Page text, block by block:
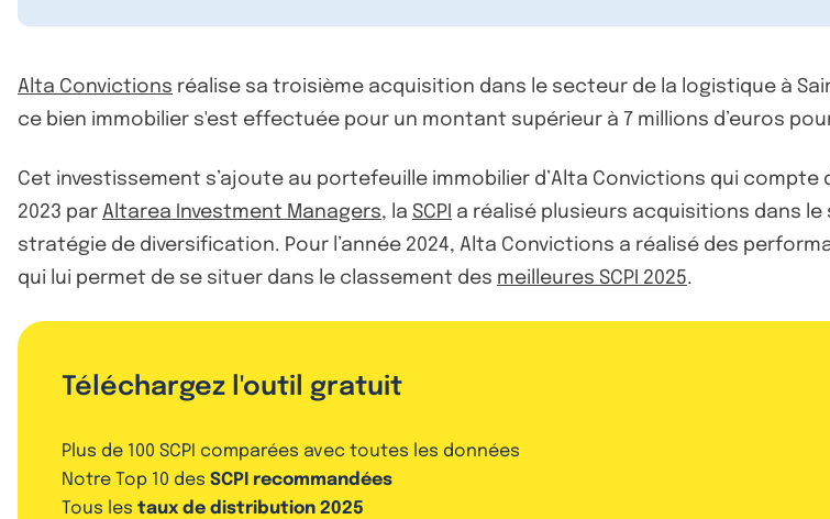
Alta Convictions réalise sa troisième acquisition dans le secteur de la logistique à
ce bien immobilier s'est effectuée pour un montant supérieur à 7 millions d’euros
Cet investissement s’ajoute au portefeuille immobilier d’Alta Convictions qui
2023 par Altarea Investment Managers, la SCPI a réalisé plusieurs acquisitions dans
stratégie de diversification. Pour l’année 2024, Alta Convictions a réalisé des
qui lui permet de se situer dans le classement des meilleures SCPI 2025.
Téléchargez l'outil gratuit
Plus de 100 SCPI comparées avec toutes les données
Notre Top 10 des SCPI recommandées
Tous les taux de distribution 2025